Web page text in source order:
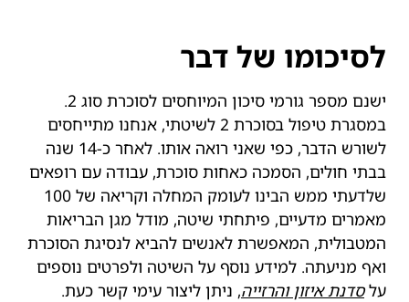
לסיכומו של דבר
ישנם מספר גורמי סיכון המיוחסים לסוכרת סוג 2.
במסגרת טיפול בסוכרת 2 לשיטתי, אנחנו מתייחסים
לשורש הדבר, כפי שאני רואה אותו. לאחר כ-14 שנה
בבתי חולים, הסמכה כאחות סוכרת, עבודה עם רופאים
שלדעתי ממש הבינו לעומק המחלה וקריאה של 100
מאמרים מדעיים, פיתחתי שיטה, מודל מגן הבריאות
המטבולית, המאפשרת לאנשים להביא לנסיגת הסוכרת
ואף מניעתה. למידע נוסף על השיטה ולפרטים נוספים
עלסדנת איזון והרזייה, ניתן ליצור עימי קשר כעת.